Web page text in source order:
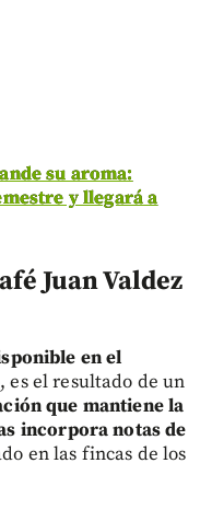
su aroma:
y llegará a
Juan Valdez
en el
, es el resultado de un
que mantiene la
incorpora notas de
en las fincas de los